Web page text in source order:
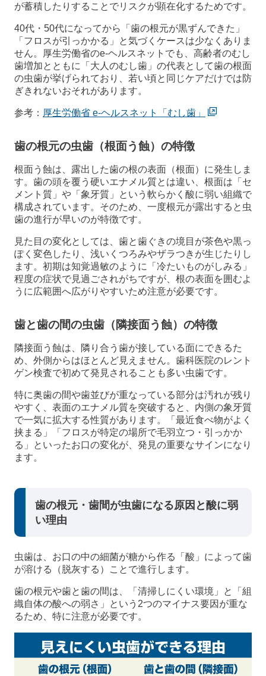
が蓄積したりすることでリスクが顕在化するためです。
40代・50代になってから「歯の根元が黒ずんできた」
「フロスが引っかかる」と気づくケースは少なくありま
せん。厚生労働省のe-ヘルスネットでも、高齢者のむし
歯増加とともに「大人のむし歯」の代表として歯の根面
の虫歯が挙げられており、若い頃と同じケアだけでは防
ぎきれないおそれがあります。
参考： 厚生労働省 e-ヘルスネット「むし歯」
歯の根元の虫歯（根面う蝕）の特徴
根面う蝕は、露出した歯の根の表面（根面）に発生しま
す。歯の頭を覆う硬いエナメル質とは違い、根面は「セ
メント質」や「象牙質」という軟らかく酸に弱い組織で
構成されています。そのため、一度根元が露出すると虫
歯の進行が早いのが特徴です。
見た目の変化としては、歯と歯ぐきの境目が茶色や黒っ
ぽく変色したり、浅いくつろみやザラつきが生じたりし
ます。初期は知覚過敏のように「冷たいものがしみる」
程度の症状で見過ごされがちですが、根の表面を囲むよ
うに広範囲へ広がりやすいため注意が必要です。
歯と歯の間の虫歯（隣接面う蝕）の特徴
隣接面う蝕は、隣り合う歯が接している面にできるた
め、外側からはほとんど見えません。歯科医院のレント
ゲン検査で初めて発見されることも多い虫歯です。
特に奥歯の間や歯並びが重なっている部分は汚れが残り
やすく、表面のエナメル質を突破すると、内側の象牙質
で一気に拡大する性質があります。「最近食べ物がよく
挟まる」「フロスが特定の場所で毛羽立つ・引っかか
る」といったお口の変化が、発見の重要なサインになり
ます。
歯の根元・歯間が虫歯になる原因と酸に弱
い理由
虫歯は、お口の中の細菌が糖から作る「酸」によって歯
が溶ける（脱灰する）ことで進行します。
歯の根元や歯と歯の間は、「清掃しにくい環境」と「組
織自体の酸への弱さ」という2つのマイナス要因が重な
るため、特に注意が必要です。